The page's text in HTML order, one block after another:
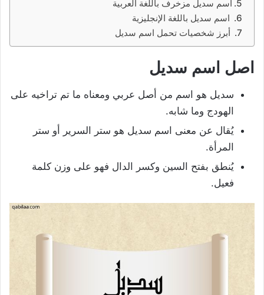
اسم سديل مزخرف باللغة العربية
اسم سديل باللغة الإنجليزية
أبرز شخصيات تحمل اسم سديل
اصل اسم سديل
سديل هو اسم من أصل عربي ومعناه ما تم تراخيه على
الهودج وما شابه.
يُقال عن معنى اسم سديل هو ستر السرير أو ستر
المرأة.
يُنطق بفتح السين وكسر الدال فهو على وزن كلمة
فعيل.